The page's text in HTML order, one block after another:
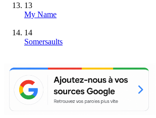
13
My Name
14
Somersaults